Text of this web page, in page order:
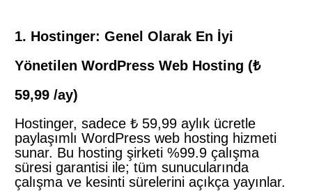
1. Hostinger: Genel Olarak En İyi
Yönetilen WordPress Web Hosting (₺
59,99 /ay)
Hostinger, sadece ₺ 59,99 aylık ücretle
paylaşımlı WordPress web hosting hizmeti
sunar. Bu hosting şirketi %99.9 çalışma
süresi garantisi ile; tüm sunucularında
çalışma ve kesinti sürelerini açıkça yayınlar.